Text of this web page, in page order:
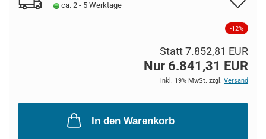
ca. 2 - 5 Werktage
-12%
Statt 7.852,81 EUR
Nur 6.841,31 EUR
inkl. 19% MwSt. zzgl. Versand
In den Warenkorb